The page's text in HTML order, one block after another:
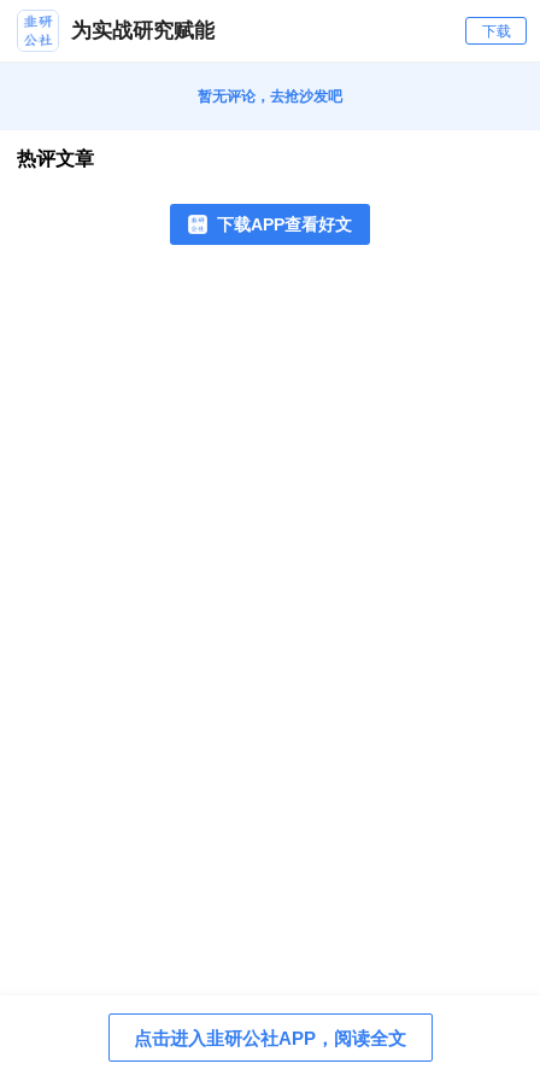
为实战研究赋能 下载
暂无评论，去抢沙发吧
热评文章
下载APP查看好文
点击进入韭研公社APP，阅读全文